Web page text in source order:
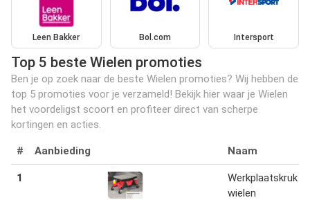
Leen Bakker Bol.com Intersport
Top 5 beste Wielen promoties
Ben je op zoek naar de beste Wielen promoties? Wij hebben de
top 5 promoties voor je verzameld! Bekijk hier waar je Wielen
het voordeligst scoort en profiteer direct van scherpe
kortingen en acties.
# Aanbieding Naam
1
Werkplaatskruk
wielen